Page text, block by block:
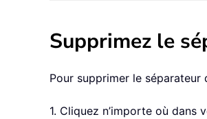
Supprimez le
Pour supprimer le
1. Cliquez n’importe où